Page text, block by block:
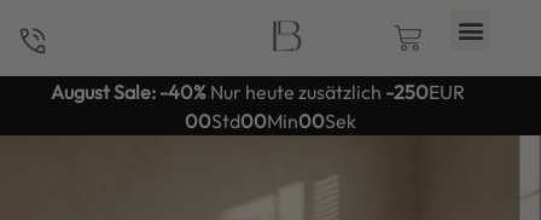
August Sale: -40% Nur heute zusätzlich -250EUR
00Std00Min00Sek